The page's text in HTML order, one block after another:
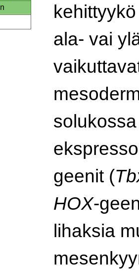
ala- vai
solukossa
geenit (
HOX-
lihaksia